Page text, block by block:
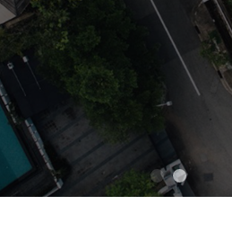
引领商业进步，共创美好生